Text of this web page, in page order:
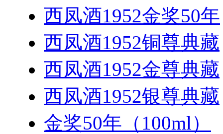
西凤酒1952金奖50年
西凤酒1952铜尊典藏
西凤酒1952金尊典藏
西凤酒1952银尊典藏
金奖50年（100ml）